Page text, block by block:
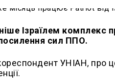
Ізраїлем комплекс
сил ППО.
УНІАН, про